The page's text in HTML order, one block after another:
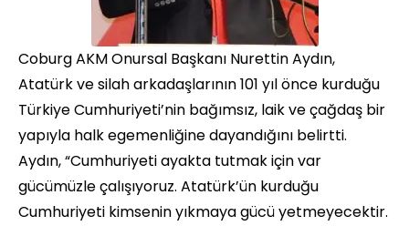
Coburg AKM Onursal Başkanı Nurettin Aydın,
Atatürk ve silah arkadaşlarının 101 yıl önce kurduğu
Türkiye Cumhuriyeti’nin bağımsız, laik ve çağdaş bir
yapıyla halk egemenliğine dayandığını belirtti.
Aydın, “Cumhuriyeti ayakta tutmak için var
gücümüzle çalışıyoruz. Atatürk’ün kurduğu
Cumhuriyeti kimsenin yıkmaya gücü yetmeyecektir.